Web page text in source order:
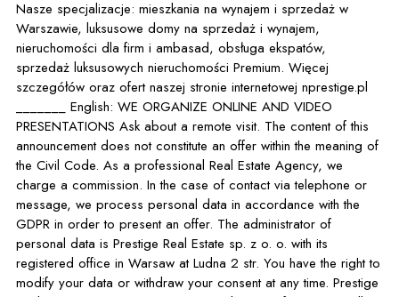
Nasze specjalizacje: mieszkania na wynajem i sprzedaż w
Warszawie, luksusowe domy na sprzedaż i wynajem,
nieruchomości dla firm i ambasad, obsługa ekspatów,
sprzedaż luksusowych nieruchomości Premium. Więcej
szczegółów oraz ofert naszej stronie internetowej nprestige.pl
_______ English: WE ORGANIZE ONLINE AND VIDEO
PRESENTATIONS Ask about a remote visit. The content of this
announcement does not constitute an offer within the meaning of
the Civil Code. As a professional Real Estate Agency, we
charge a commission. In the case of contact via telephone or
message, we process personal data in accordance with the
GDPR in order to present an offer. The administrator of
personal data is Prestige Real Estate sp. z o. o. with its
registered office in Warsaw at Ludna 2 str. You have the right to
modify your data or withdraw your consent at any time. Prestige